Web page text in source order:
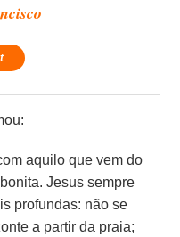
aquilo que vem do
Jesus sempre
profundas: não se
a partir da praia;